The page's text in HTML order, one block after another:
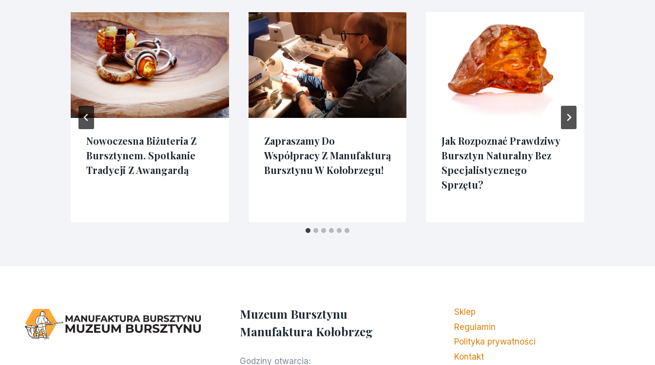
Nowoczesna Biżuteria Z
Bursztynem. Spotkanie
Tradycji Z Awangardą
Zapraszamy Do
Współpracy Z Manufakturą
Bursztynu W Kołobrzegu!
Jak Rozpoznać Prawdziwy
Bursztyn Naturalny Bez
Specjalistycznego
Sprzętu?
Muzeum Bursztynu
Manufaktura Kołobrzeg
Godziny otwarcia:
Sklep
Regulamin
Polityka prywatności
Kontakt